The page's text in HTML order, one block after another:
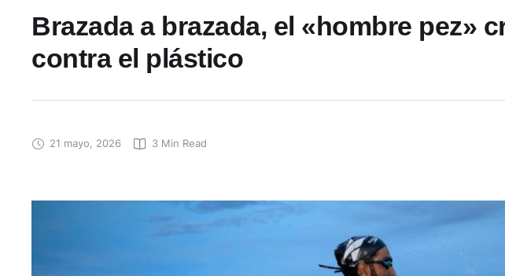
Brazada a brazada, el «hombre pez»
contra el plástico
21 mayo, 2026 3 Min Read